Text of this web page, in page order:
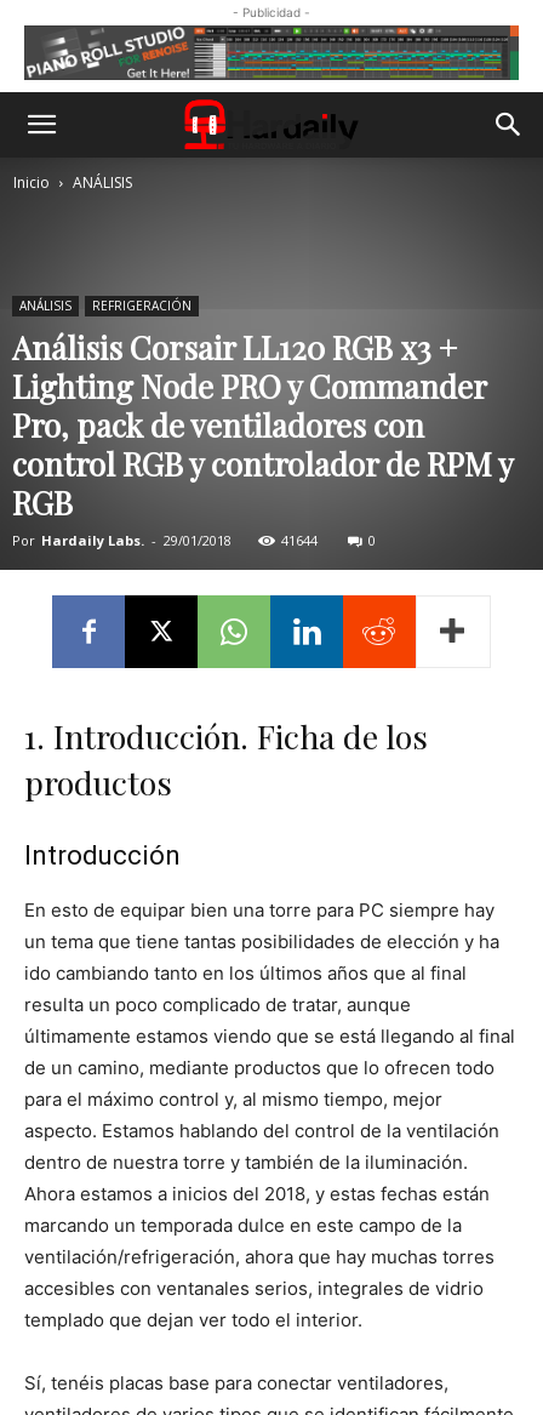
- Publicidad -
Inicio ANÁLISIS
ANÁLISIS REFRIGERACIÓN
Análisis Corsair LL120 RGB x3 +
Lighting Node PRO y Commander
Pro, pack de ventiladores con
control RGB y controlador de RPM y
RGB
Por Hardaily Labs. - 29/01/2018 41644 0
1. Introducción. Ficha de los
productos
Introducción
En esto de equipar bien una torre para PC siempre hay
un tema que tiene tantas posibilidades de elección y ha
ido cambiando tanto en los últimos años que al final
resulta un poco complicado de tratar, aunque
últimamente estamos viendo que se está llegando al final
de un camino, mediante productos que lo ofrecen todo
para el máximo control y, al mismo tiempo, mejor
aspecto. Estamos hablando del control de la ventilación
dentro de nuestra torre y también de la iluminación.
Ahora estamos a inicios del 2018, y estas fechas están
marcando un temporada dulce en este campo de la
ventilación/refrigeración, ahora que hay muchas torres
accesibles con ventanales serios, integrales de vidrio
templado que dejan ver todo el interior.
Sí, tenéis placas base para conectar ventiladores,